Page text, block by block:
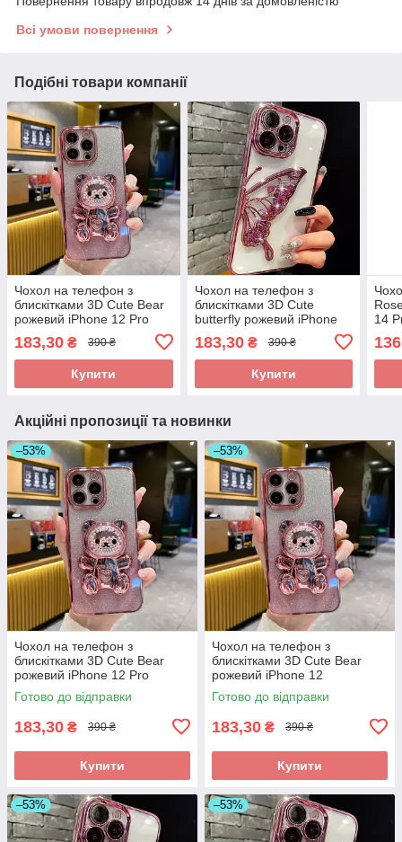
Всі умови повернення
Подібні товари компанії
Чохол на телефон з
блискітками 3D Cute Bear
рожевий iPhone 12 Pro
183,30 ₴ 390 ₴
Купити
Чохол на телефон з
блискітками 3D Cute
butterfly рожевий iPhone
183,30₴ 390 ₴
Купити
14
Акційні пропозиції та новинки
–53%
Чохол на телефон з
блискітками 3D Cute Bear
рожевий iPhone 12 Pro
Готово до відправки
183,30 ₴ 390 ₴
Купити
–53%
Чохол на телефон з
блискітками 3D Cute Bear
рожевий iPhone 12
Готово до відправки
183,30 ₴ 390 ₴
Купити
–53% –53%